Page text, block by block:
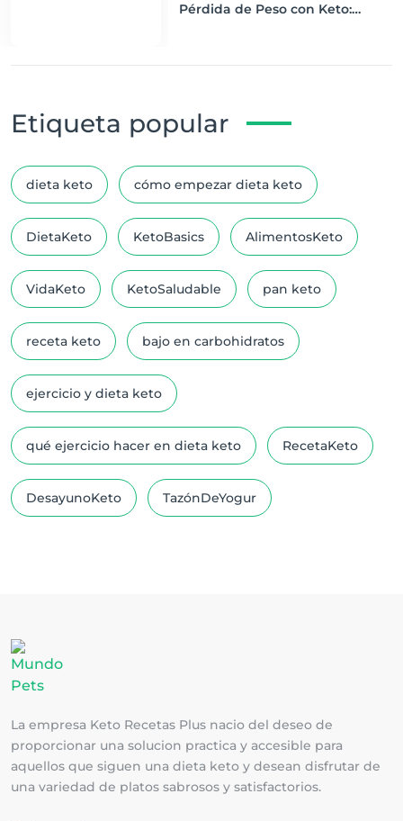
Pérdida de Peso con Keto:
Etiqueta popular
dieta keto cómo empezar dieta keto
DietaKeto KetoBasics AlimentosKeto
VidaKeto KetoSaludable pan keto
receta keto bajo en carbohidratos
ejercicio y dieta keto
qué ejercicio hacer en dieta keto RecetaKeto
DesayunoKeto TazónDeYogur
La empresa Keto Recetas Plus nacio del deseo de
proporcionar una solucion practica y accesible para
aquellos que siguen una dieta keto y desean disfrutar de
una variedad de platos sabrosos y satisfactorios.